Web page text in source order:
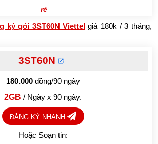
rẻ
ký gói 3ST60N Viettelgiá 180k / 3 tháng,
3ST60N
180.000đồng/90 ngày
2GB / Ngày x 90 ngày.
ĐĂNG KÝ NHANH
Hoặc Soạn tin: